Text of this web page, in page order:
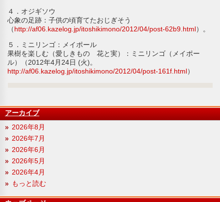
４．オジギソウ
心象の足跡：子供の頃育てたおじぎそう
（http://af06.kazelog.jp/itoshikimono/2012/04/post-62b9.html）。
５．ミニリンゴ：メイポール
果樹を楽しむ（愛しきもの 花と実）：ミニリンゴ（メイポー
ル）（2012年4月24日 (火)。
http://af06.kazelog.jp/itoshikimono/2012/04/post-161f.html）
アーカイブ
2026年8月
2026年7月
2026年6月
2026年5月
2026年4月
もっと読む